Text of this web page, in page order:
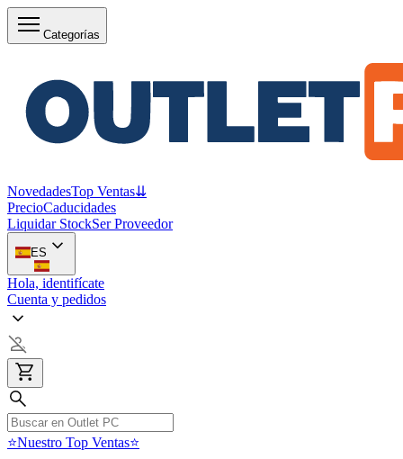
Categorías
NovedadesTop Ventas⇊
PrecioCaducidades
Liquidar StockSer Proveedor
ES
Hola, identifícate
Cuenta y pedidos
⭐Nuestro Top Ventas⭐